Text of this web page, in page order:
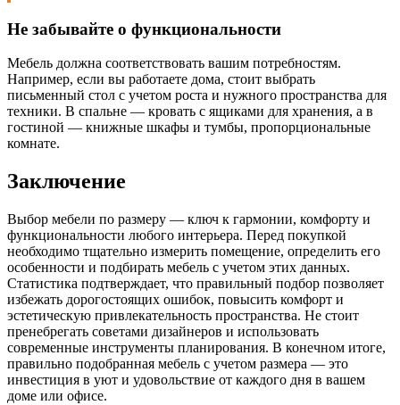
Не забывайте о функциональности
Мебель должна соответствовать вашим потребностям.
Например, если вы работаете дома, стоит выбрать
письменный стол с учетом роста и нужного пространства для
техники. В спальне — кровать с ящиками для хранения, а в
гостиной — книжные шкафы и тумбы, пропорциональные
комнате.
Заключение
Выбор мебели по размеру — ключ к гармонии, комфорту и
функциональности любого интерьера. Перед покупкой
необходимо тщательно измерить помещение, определить его
особенности и подбирать мебель с учетом этих данных.
Статистика подтверждает, что правильный подбор позволяет
избежать дорогостоящих ошибок, повысить комфорт и
эстетическую привлекательность пространства. Не стоит
пренебрегать советами дизайнеров и использовать
современные инструменты планирования. В конечном итоге,
правильно подобранная мебель с учетом размера — это
инвестиция в уют и удовольствие от каждого дня в вашем
доме или офисе.